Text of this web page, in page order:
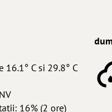
16.1° C si 29.8° C
16% (2 ore)